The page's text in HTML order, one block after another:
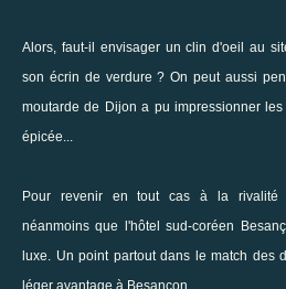
Alors, faut-il envisager un clin d'oeil au
son écrin de verdure ? On peut aussi
moutarde de Dijon a pu impressionner
épicée...
Pour revenir en tout cas à la rivalité
néanmoins que l'hôtel sud-coréen
luxe. Un point partout dans le match des
léger avantage à Besançon...